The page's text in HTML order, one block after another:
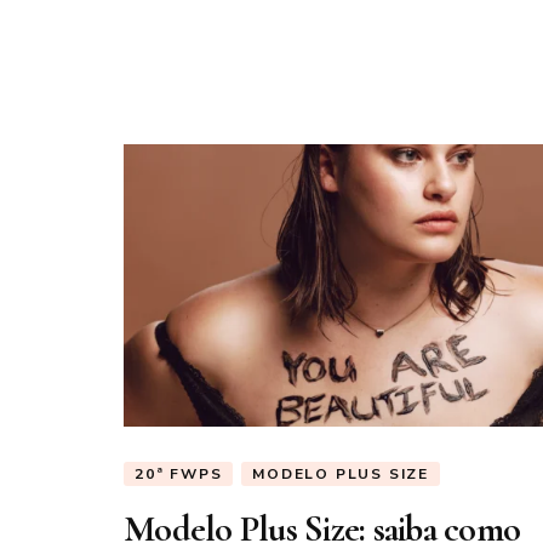
20ª FWPS MODELO PLUS SIZE
Modelo Plus Size: saiba como